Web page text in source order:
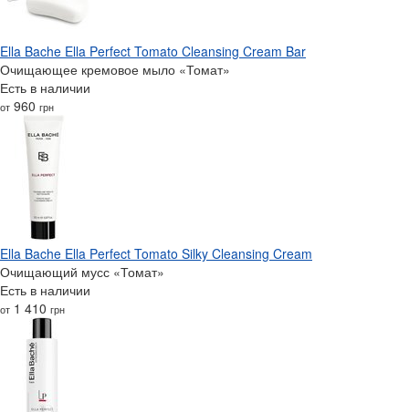
Ella Bache Ella Perfect Tomato Cleansing Cream Bar
Очищающее кремовое мыло «Томат»
Есть в наличии
от 960 грн
Ella Bache Ella Perfect Tomato Silky Cleansing Cream
Очищающий мусс «Томат»
Есть в наличии
от 1 410 грн